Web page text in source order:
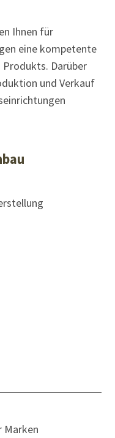
Ihnen für
eine kompetente
Darüber
und Verkauf
Marken